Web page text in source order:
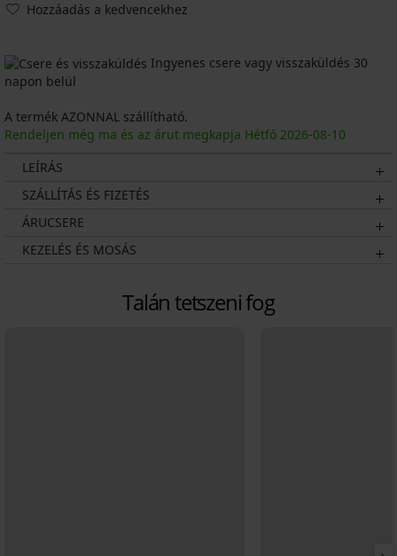
Hozzáadás a kedvencekhez
Ingyenes csere vagy visszaküldés 30
napon belül
A termék AZONNAL szállítható.
Rendeljen még ma és az árut megkapja Hétfő 2026-08-10
LEÍRÁS
SZÁLLÍTÁS ÉS FIZETÉS
ÁRUCSERE
KEZELÉS ÉS MOSÁS
Talán tetszeni fog